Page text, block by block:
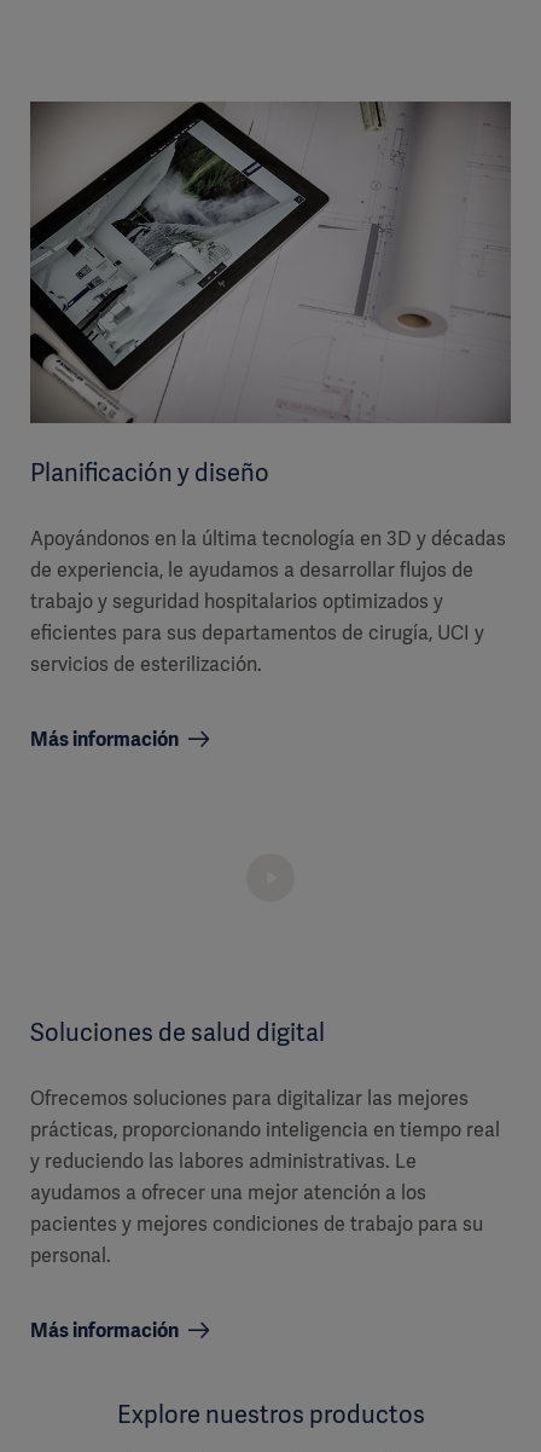
Planificación y diseño
Apoyándonos en la última tecnología en 3D y décadas
de experiencia, le ayudamos a desarrollar flujos de
trabajo y seguridad hospitalarios optimizados y
eficientes para sus departamentos de cirugía, UCI y
servicios de esterilización.
Más información
Soluciones de salud digital
Ofrecemos soluciones para digitalizar las mejores
prácticas, proporcionando inteligencia en tiempo real
y reduciendo las labores administrativas. Le
ayudamos a ofrecer una mejor atención a los
pacientes y mejores condiciones de trabajo para su
personal.
Más información
Explore nuestros productos